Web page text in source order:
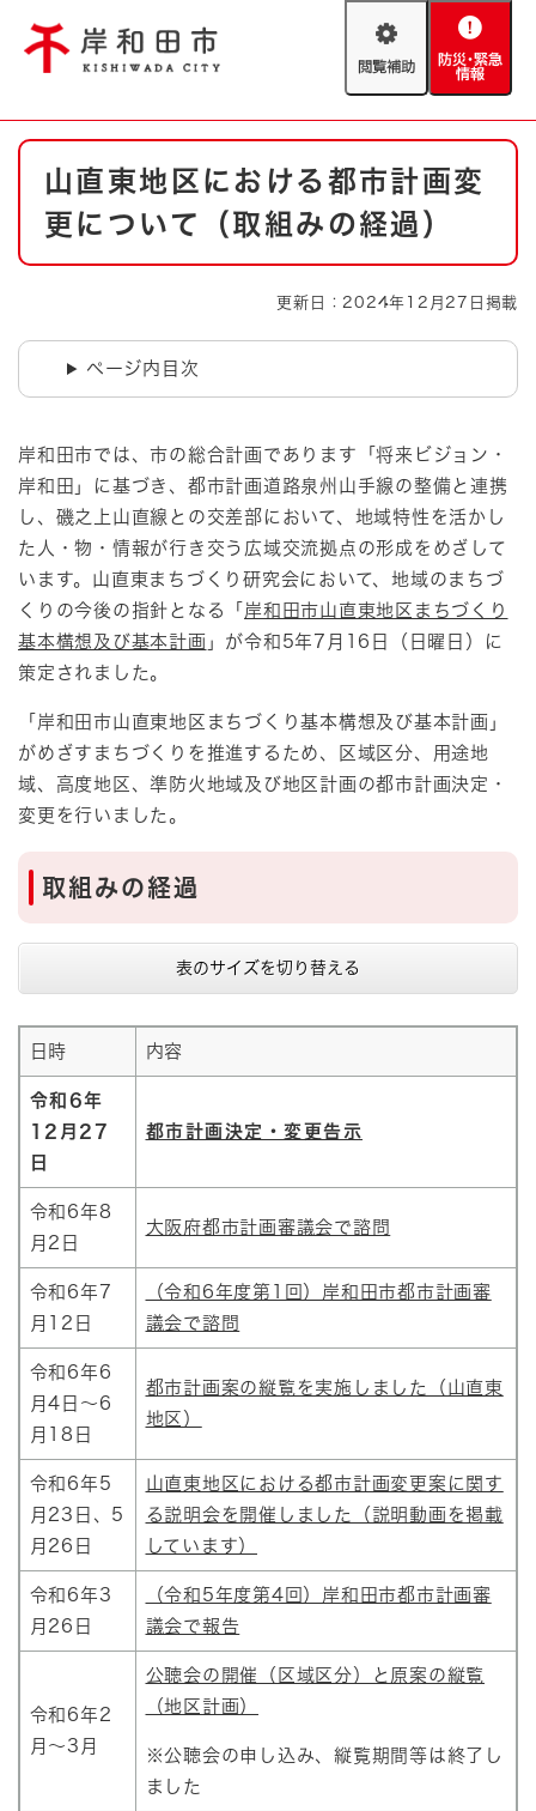
閲
助
防
緊
情
やさしい日本語
防災・緊急情報 救急・消防
ハザードマップ AED設置箇所
本
山直東地区における都市計画変
更について（取組みの経過）
更新日：2024年12月27日掲載
ページ内目次
岸和田市では、市の総合計画であります「将来ビジョン・
岸和田」に基づき、都市計画道路泉州山手線の整備と連携
し、磯之上山直線との交差部において、地域特性を活かし
た人・物・情報が行き交う広域交流拠点の形成をめざして
います。山直東まちづくり研究会において、地域のまちづ
くりの今後の指針となる「 岸和田市山直東地区まちづくり
基本構想及び基本計画 」が令和5年7月16日（日曜日）に
策定されました。
「岸和田市山直東地区まちづくり基本構想及び基本計画」
がめざすまちづくりを推進するため、区域区分、用途地
域、高度地区、準防火地域及び地区計画の都市計画決定・
変更を行いました。
取組みの経過
表のサイズを切り替える
日時 内容
令和6年
12月27
日
都市計画決定・変更告示
令和6年8
月2日
大阪府都市計画審議会で諮問
令和6年7
月12日
（令和6年度第1回）岸和田市都市計画審
議会で諮問
令和6年6
月4日～6
月18日
都市計画案の縦覧を実施しました（山直東
地区）
令和6年5
月23日、5
月26日
山直東地区における都市計画変更案に関す
る説明会を開催しました（説明動画を掲載
しています）
令和6年3
月26日
（令和5年度第4回）岸和田市都市計画審
議会で報告
令和6年2
月～3月
公聴会の開催（区域区分）と原案の縦覧
（地区計画）
※公聴会の申し込み、縦覧期間等は終了し
ました